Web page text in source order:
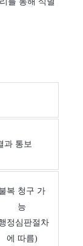
과 통보
복 청구 가
능
정심판절차
에 따름)